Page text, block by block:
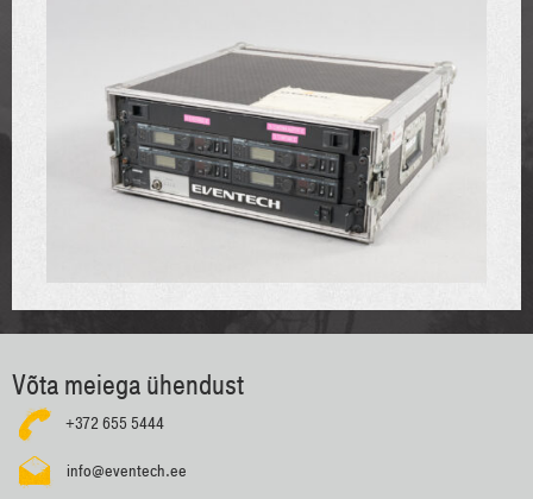
Võta meiega ühendust
+372 655 5444
info@eventech.ee